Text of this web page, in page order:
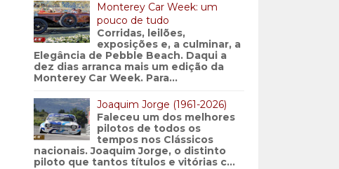
Monterey Car Week: um
pouco de tudo
Corridas, leilões,
exposições e, a culminar, a
Elegância de Pebble Beach. Daqui a
dez dias arranca mais um edição da
Monterey Car Week. Para...
Joaquim Jorge (1961-2026)
Faleceu um dos melhores
pilotos de todos os
tempos nos Clássicos
nacionais. Joaquim Jorge, o distinto
piloto que tantos títulos e vitórias c...